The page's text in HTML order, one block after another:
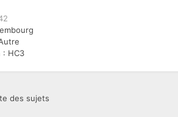
: HC3
des sujets